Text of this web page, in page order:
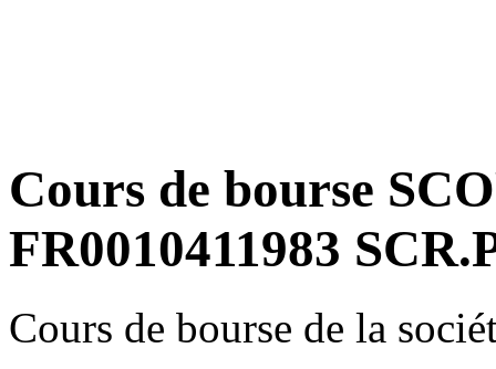
Cours de bourse
FR0010411983
Cours de bourse de la